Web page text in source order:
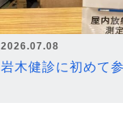
2026.07.08
岩木健診に初めて